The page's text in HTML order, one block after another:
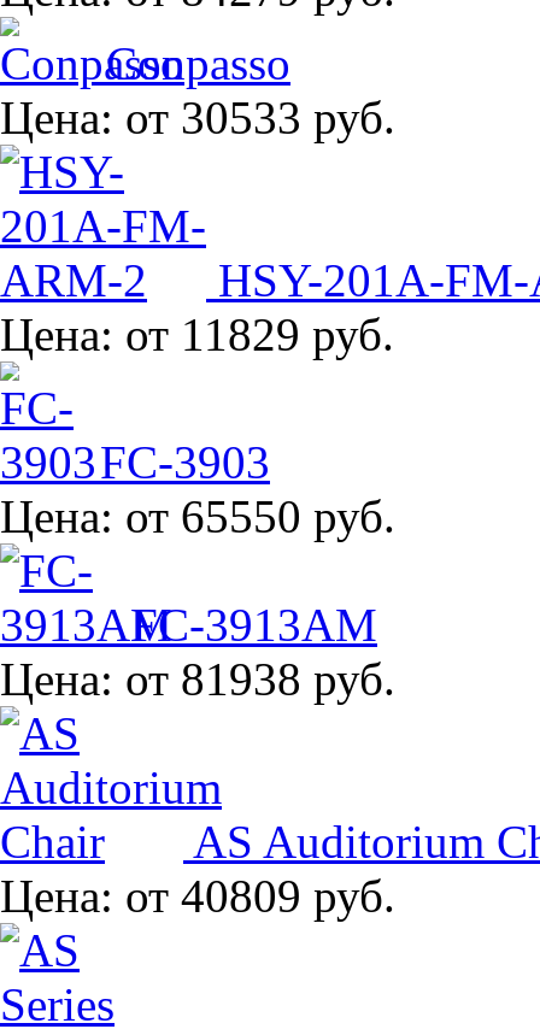
Conpasso
Цена: от 30533 руб.
HSY-201A-
Цена: от 11829 руб.
FC-3903
Цена: от 65550 руб.
FC-3913AM
Цена: от 81938 руб.
AS Auditorium
Цена: от 40809 руб.